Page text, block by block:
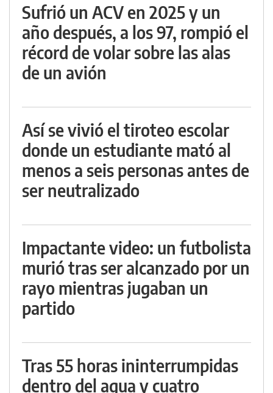
Sufrió un ACV en 2025 y un
año después, a los 97, rompió el
récord de volar sobre las alas
de un avión
Así se vivió el tiroteo escolar
donde un estudiante mató al
menos a seis personas antes de
ser neutralizado
Impactante video: un futbolista
murió tras ser alcanzado por un
rayo mientras jugaban un
partido
Tras 55 horas ininterrumpidas
dentro del agua y cuatro